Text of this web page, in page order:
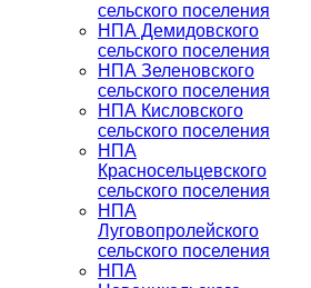
сельского поселения
НПА Демидовского
сельского поселения
НПА Зеленовского
сельского поселения
НПА Кисловского
сельского поселения
НПА
Красносельцевского
сельского поселения
НПА
Луговопролейского
сельского поселения
НПА